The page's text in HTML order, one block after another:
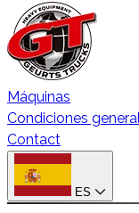
Máquinas
Condiciones
Contact
ES